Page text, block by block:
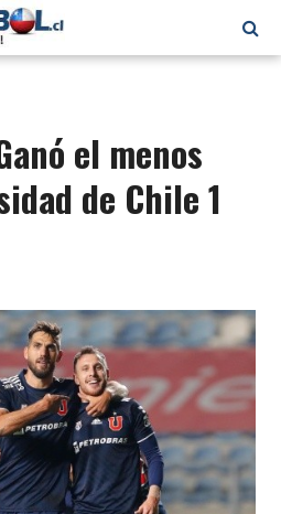
el menos
de Chile 1